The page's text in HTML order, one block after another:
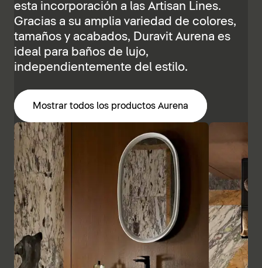
esta incorporación a las Artisan Lines.
Gracias a su amplia variedad de colores,
tamaños y acabados, Duravit Aurena es
ideal para baños de lujo,
independientemente del estilo.
Mostrar todos los productos Aurena